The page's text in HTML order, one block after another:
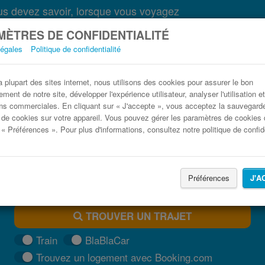
DE CONFIDENTIALITÉ
Politique de confidentialité
plupart des sites internet, nous utilisons des cookies pour assurer le bon
de notre site, développer l'expérience utilisateur, analyser l'utilisation
commerciales. En cliquant sur « J'accepte », vous acceptez la
cookies sur votre appareil. Vous pouvez gérer les paramètres de cookies
Préférences ». Pour plus d'informations, consultez notre politique de
Préférences
devez savoir, lorsque vous voyagez
Bus Guérande Paris pas cher
Trouvez votre billet de bus moins cher
TROUVER UN TRAJET
Train
BlaBlaCar
Trouvez un logement avec Booking.com